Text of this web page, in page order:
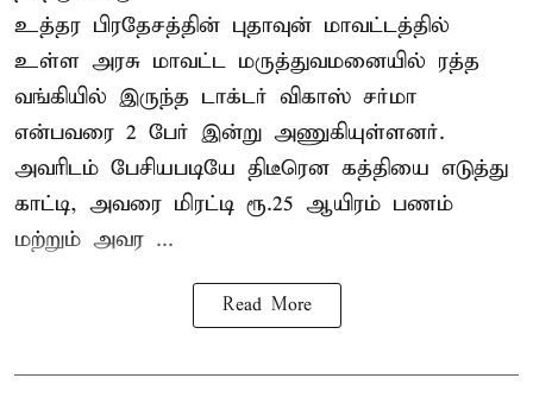
உத்தர பிரதேசத்தின் புதாவுன் மாவட்டத்தில்
உள்ள அரசு மாவட்ட மருத்துவமனையில் ரத்த
வங்கியில் இருந்த டாக்டர் விகாஸ் சர்மா
என்பவரை 2 பேர் இன்று அணுகியுள்ளனர்.
அவரிடம் பேசியபடியே திடீரென கத்தியை எடுத்து
காட்டி, அவரை மிரட்டி ரூ.25 ஆயிரம் பணம்
மற்றும் அவர ...
Read More